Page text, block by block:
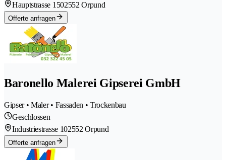
Hauptstrasse 1502552 Orpund
Offerte anfragen
Baronello Malerei Gipserei GmbH
Gipser • Maler • Fassaden • Trockenbau
Geschlossen
Industriestrasse 102552 Orpund
Offerte anfragen